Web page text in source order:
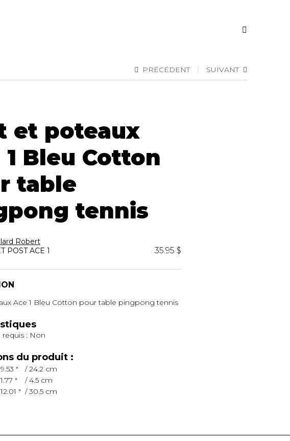
PRÉCÉDENT SUIVANT
et poteaux
1 Bleu Cotton
table
tennis
Robert
POST ACE 1 35.95 $
Ace 1 Bleu Cotton pour table pingpong tennis
: Non
du produit :
9.53 "
/ 24.2 cm
1.77 "
/ 4.5 cm
12.01 " / 30.5 cm